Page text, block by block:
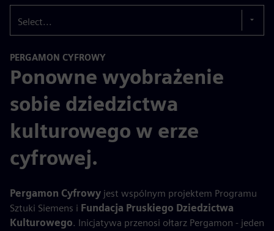
Select...
PERGAMON CYFROWY
Ponowne wyobrażenie
sobie dziedzictwa
kulturowego w erze
cyfrowej.
Pergamon Cyfrowy jest wspólnym projektem Programu
Sztuki Siemens i Fundacja Pruskiego Dziedzictwa
Kulturowego. Inicjatywa przenosi ołtarz Pergamon - jeden